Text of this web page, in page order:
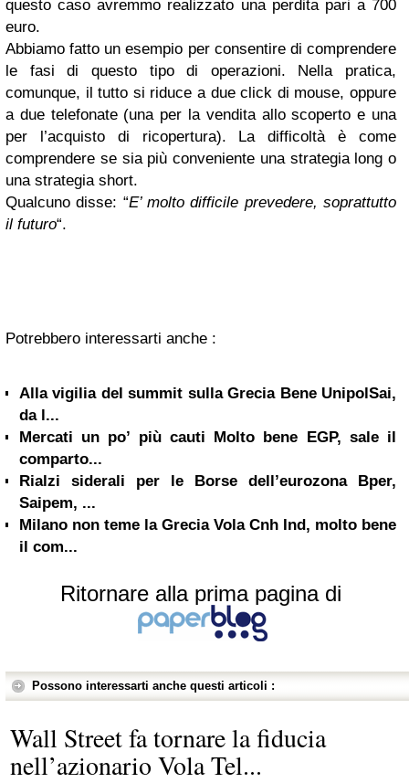
questo caso avremmo realizzato una perdita pari a 700
euro.
Abbiamo fatto un esempio per consentire di comprendere
le fasi di questo tipo di operazioni. Nella pratica,
comunque, il tutto si riduce a due click di mouse, oppure
a due telefonate (una per la vendita allo scoperto e una
per l’acquisto di ricopertura). La difficoltà è come
comprendere se sia più conveniente una strategia long o
una strategia short.
Qualcuno disse: “E’ molto difficile prevedere, soprattutto
il futuro“.
Potrebbero interessarti anche :
Alla vigilia del summit sulla Grecia Bene UnipolSai,
da l...
Mercati un po’ più cauti Molto bene EGP, sale il
comparto...
Rialzi siderali per le Borse dell’eurozona Bper,
Saipem, ...
Milano non teme la Grecia Vola Cnh Ind, molto bene
il com...
Ritornare alla prima pagina di
Possono interessarti anche questi articoli :
Wall Street fa tornare la fiducia
nell’azionario Vola Tel...